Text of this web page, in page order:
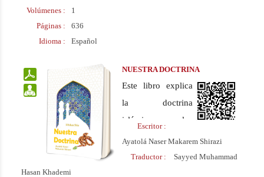
musulmanes
puedan acceder
Volúmenes :
1
Páginas :
636
Idioma :
Español
NUESTRA DOCTRINA
Este libro explica
la doctrina
islámica en los
principios y ramas
de la religión,
Escritor :
Ayatolá Naser Makarem Shirazi
Traductor :
Sayyed Muhammad
Hasan Khademi